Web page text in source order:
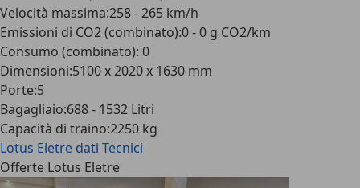
Velocità massima:258 - 265 km/h
Emissioni di CO2 (combinato):0 - 0 g CO2/km
Consumo (combinato): 0
Dimensioni:5100 x 2020 x 1630 mm
Porte:5
Bagagliaio:688 - 1532 Litri
Capacità di traino:2250 kg
Lotus Eletre dati Tecnici
Offerte Lotus Eletre